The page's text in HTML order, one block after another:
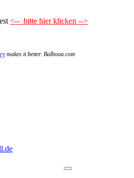
<-- bitte hier klicken -->
makes it better. Balbooa.com